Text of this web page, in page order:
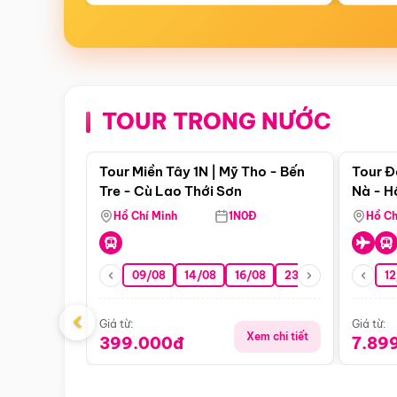
TOUR TRONG NƯỚC
Điểm nổi bật
Tour Miền Tây 1N | Mỹ Tho - Bến
Tre - Cù Lao Thới Sơn
Hồ Chí Minh 1N0Đ
09/08 14/08 16/08 23/08 30/08
Giá từ:
399.000đ Xem chi tiết
Tour
Nà -
Nha
Hồ
Giá từ:
‹